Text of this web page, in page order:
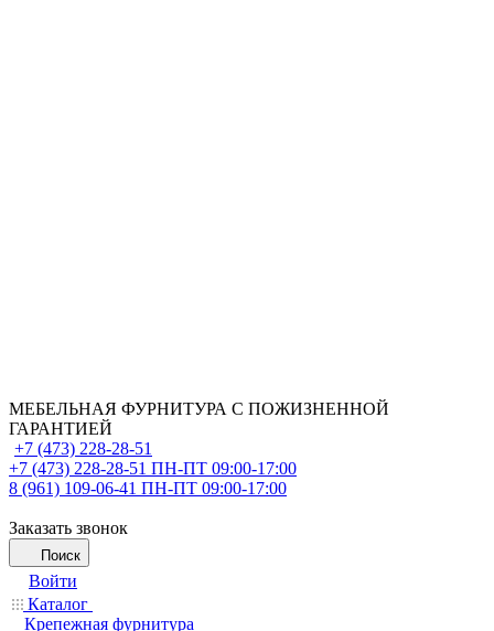
МЕБЕЛЬНАЯ ФУРНИТУРА С ПОЖИЗНЕННОЙ
ГАРАНТИЕЙ
+7 (473) 228-28-51
+7 (473) 228-28-51 ПН-ПТ 09:00-17:00
8 (961) 109-06-41 ПН-ПТ 09:00-17:00
Заказать звонок
Поиск
Войти
Каталог
Крепежная фурнитура